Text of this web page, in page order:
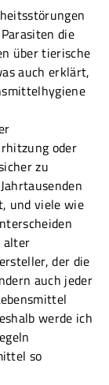
die
über tierische
auch erklärt,
oder
zu
und viele wie
alter
der die
auch jeder
werde ich
so